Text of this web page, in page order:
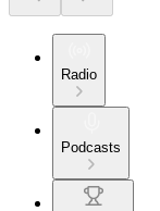
Radio
Podcasts